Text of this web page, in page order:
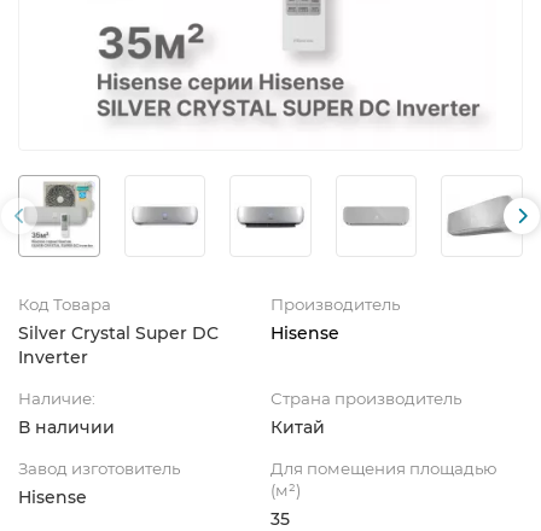
Код Товара
Silver Crystal Super DC
Inverter
Производитель
Hisense
Наличие:
В наличии
Страна производитель
Китай
Завод изготовитель
Hisense
Для помещения площадью
(м²)
35